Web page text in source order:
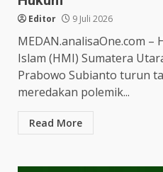
Editor 9 Juli 2026
MEDAN.analisaOne.com –
Islam (HMI) Sumatera
Prabowo Subianto turun
meredakan polemik...
Read More